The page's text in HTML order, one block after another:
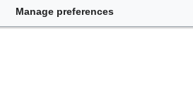
← liens)
Manage preferences